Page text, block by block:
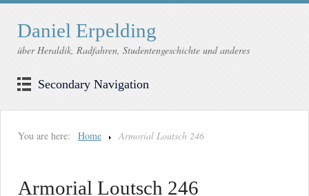
Daniel Erpelding
über Heraldik, Radfahren, Studentengeschichte und anderes
Secondary Navigation
You are here: Home Armorial Loutsch 246
Armorial Loutsch 246